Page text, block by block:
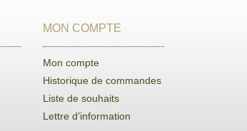
MON COMPTE
Mon compte
Historique de commandes
Liste de souhaits
Lettre d’information